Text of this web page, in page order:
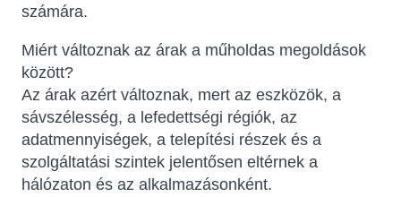
számára.
Miért változnak az árak a műholdas megoldások
között?
Az árak azért változnak, mert az eszközök, a
sávszélesség, a lefedettségi régiók, az
adatmennyiségek, a telepítési részek és a
szolgáltatási szintek jelentősen eltérnek a
hálózaton és az alkalmazásonként.